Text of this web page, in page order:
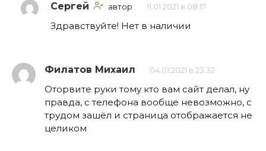
Сергей автор 11.01.2021 в 08:17
Здравствуйте! Нет в наличии
Филатов Михаил 04.01.2021 в 23:32
Оторвите руки тому кто вам сайт делал, ну
правда, с телефона вообще невозможно, с
трудом зашёл и страница отображается не
целиком